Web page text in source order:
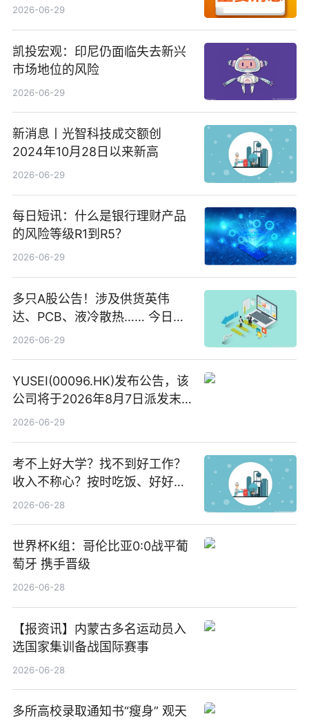
备案公示剧目197部
2026-06-29
凯投宏观：印尼仍面临失去新兴
市场地位的风险
2026-06-29
新消息丨光智科技成交额创
2024年10月28日以来新高
2026-06-29
每日短讯：什么是银行理财产品
的风险等级R1到R5？
2026-06-29
多只A股公告！涉及供货英伟
达、PCB、液冷散热…… 今日快
讯
2026-06-29
YUSEI(00096.HK)发布公告，该
公司将于2026年8月7日派发末
期股息每股人民币0.013元 每日
2026-06-29
考不上好大学？找不到好工作？
收入不称心？按时吃饭、好好睡
觉
2026-06-28
世界杯K组：哥伦比亚0:0战平葡
萄牙 携手晋级
2026-06-28
【报资讯】内蒙古多名运动员入
选国家集训备战国际赛事
2026-06-28
多所高校录取通知书“瘦身” 观天